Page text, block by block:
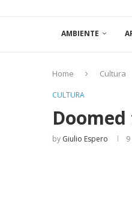
AMBIENTE
Home Cultura
CULTURA
by Giulio Espero